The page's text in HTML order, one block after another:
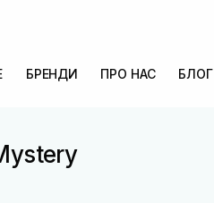
БРЕНДИ ПРО НАС БЛОГ